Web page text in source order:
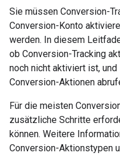
Sie müssen Conversion-
Conversion-Konto
werden. In diesem
ob Conversion-Tracking
noch nicht aktiviert ist,
Conversion-Aktionen
Für die meisten
zusätzliche Schritte
können. Weitere
Conversion-Aktionstypen